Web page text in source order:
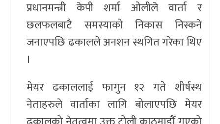
प्रधानमन्त्री केपी शर्मा ओलीले वार्ता र
छलफलबाटै समस्याको निकास निस्कने
जनाएपछि ढकालले अनशन स्थगित गरेका थिए
।
मेयर ढकाललाई फागुन १२ गते शीर्षस्थ
नेताहरुले वार्ताका लागि बोलाएपछि मेयर